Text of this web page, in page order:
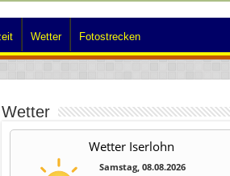
Wetter Fotostrecken
Wetter
Wetter Iserlohn
Samstag, 08.08.2026